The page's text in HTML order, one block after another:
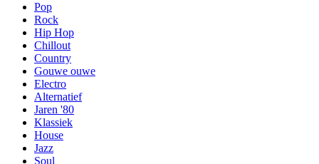
Pop
Rock
Hip Hop
Chillout
Country
Gouwe ouwe
Electro
Alternatief
Jaren '80
Klassiek
House
Jazz
Soul